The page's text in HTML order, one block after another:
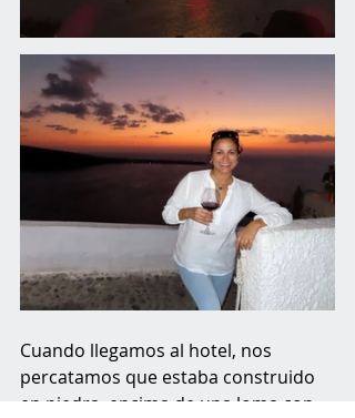
Cuando llegamos al hotel, nos
percatamos que estaba construido
en piedra, encima de una loma con